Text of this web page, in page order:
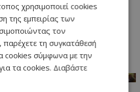
και ελιές
στη διπλή γκριλιέρα
ENGLISH
χρησιμοποιεί cookies
της εμπειρίας των
τον
παρέχετε τη συγκατάθεσή
cookies σύμφωνα με την
τα cookies. Διαβάστε